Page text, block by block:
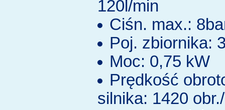
120l/min
Ciśn. max.:
Poj. zbiornika:
Moc: 0,75 kW
Prędkość
silnika: 1420